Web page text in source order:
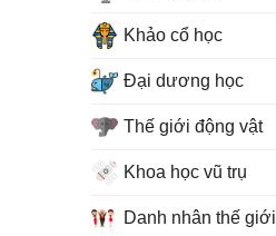
Khảo cổ học
Đại dương học
Thế giới động vật
Khoa học vũ trụ
Danh nhân thế giới